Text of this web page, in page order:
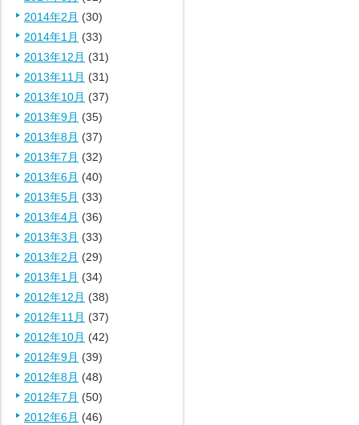
2014年2月 (30)
2014年1月 (33)
2013年12月 (31)
2013年11月 (31)
2013年10月 (37)
2013年9月 (35)
2013年8月 (37)
2013年7月 (32)
2013年6月 (40)
2013年5月 (33)
2013年4月 (36)
2013年3月 (33)
2013年2月 (29)
2013年1月 (34)
2012年12月 (38)
2012年11月 (37)
2012年10月 (42)
2012年9月 (39)
2012年8月 (48)
2012年7月 (50)
2012年6月 (46)